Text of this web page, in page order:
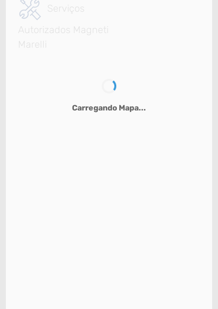
Serviços
Autorizados Magneti
Marelli
Carregando Mapa...